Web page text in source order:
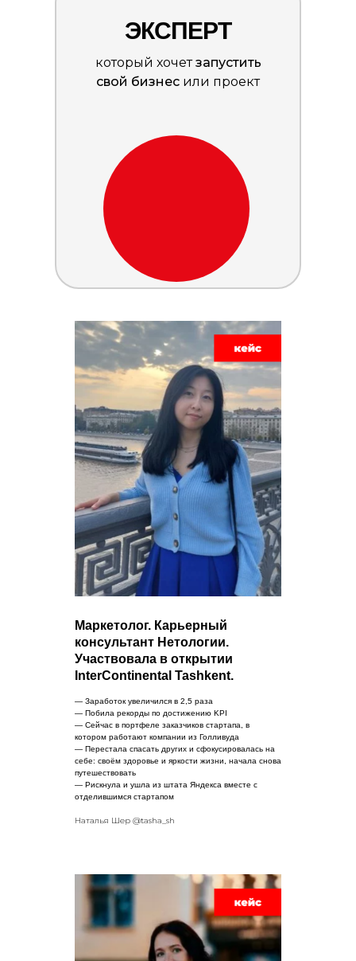
ЭКСПЕРТ
который хочетзапустить
свой бизнес или проект
Маркетолог. Карьерный
консультант Нетологии.
Участвовала в открытии
InterContinental Tashkent.
— Заработок увеличился в 2,5 раза
— Побила рекорды по достижению KPI
— Сейчас в портфеле заказчиков стартапа, в
котором работают компании из Голливуда
— Перестала спасать других и сфокусировалась на
себе: своём здоровье и яркости жизни, начала снова
путешествовать
— Рискнула и ушла из штата Яндекса вместе с
отделившимся стартапом
Наталья Шер @tasha_sh